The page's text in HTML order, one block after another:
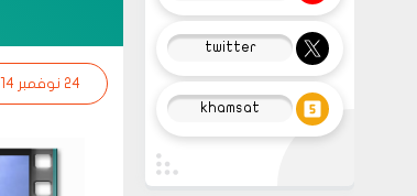
24 نوفمبر 2014
twitter
khamsat